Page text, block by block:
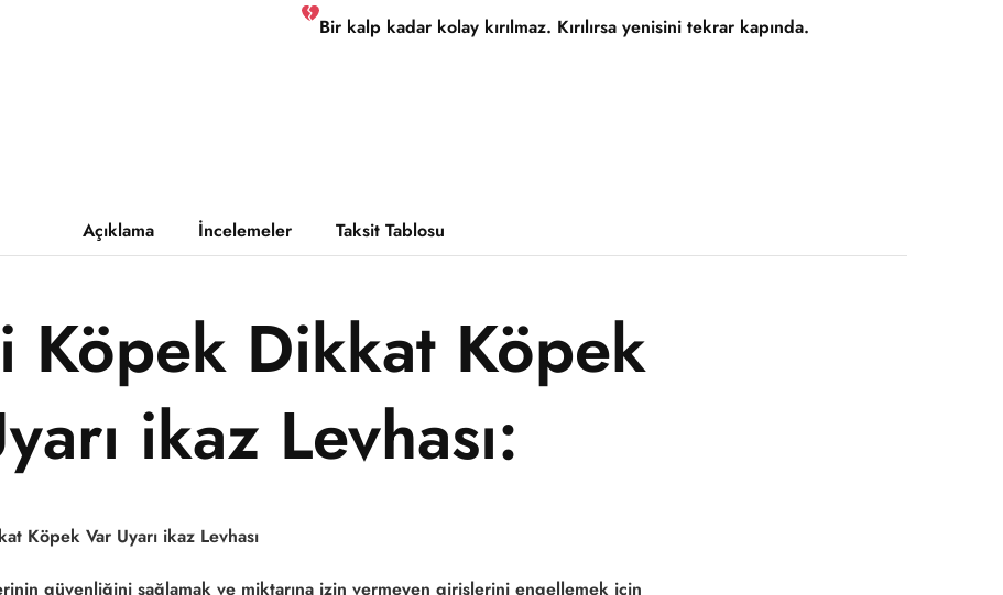
Bir kalp kadar kolay kırılmaz. Kırılırsa yenisini tekrar kapında.
Açıklama İncelemeler Taksit Tablosu
Köpek Dikkat Köpek
ikaz Levhası:
güvenliğini sağlamak ve miktarına izin vermeyen girişlerini engellemek için